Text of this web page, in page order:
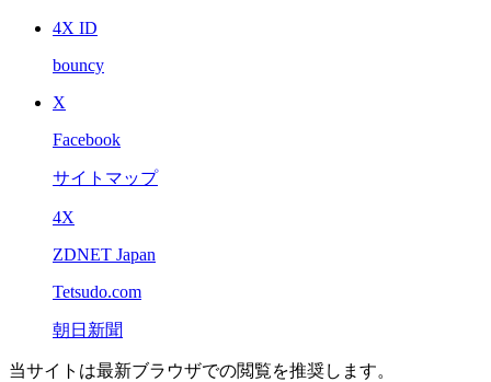
4X ID
bouncy
X
Facebook
サイトマップ
4X
ZDNET Japan
Tetsudo.com
朝日新聞
当サイトは最新ブラウザでの閲覧を推奨します。